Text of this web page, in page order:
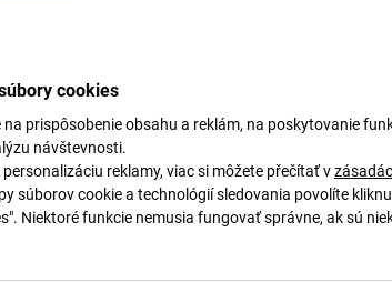
kapacitu, je potrebné ju
cookies
prispôsobenie obsahu a reklám, na poskytovanie
návštevnosti.
reklamy, viac si môžete přečítať v
súborov cookie a technológií sledovania povolíte
Niektoré funkcie nemusia fungovať správne, ak sú